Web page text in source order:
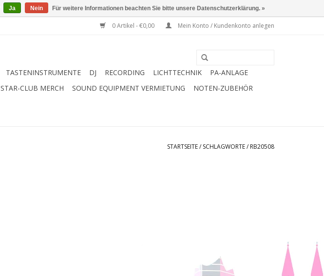
0 Artikel - €0,00 Mein Konto / Kundenkonto anlegen
TASTENINSTRUMENTE DJ RECORDING LICHTTECHNIK
PA-ANLAGE
STAR-CLUB MERCH SOUND EQUIPMENT VERMIETUNG
NOTEN-ZUBEHÖR
STARTSEITE/ SCHLAGWORTE/ RB20508
Ja Nein Für weitere Informationen beachten Sie bitte unsere Datenschutzerklärung. »